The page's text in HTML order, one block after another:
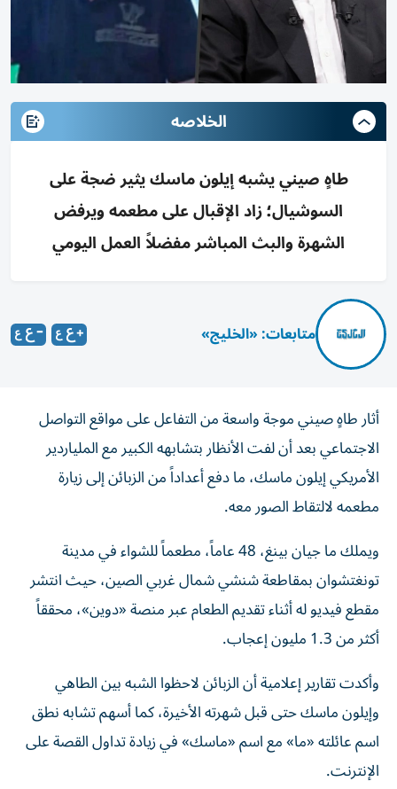
الخلاصه
طاهٍ صيني يشبه إيلون ماسك يثير ضجة على
السوشيال؛ زاد الإقبال على مطعمه ويرفض
الشهرة والبث المباشر مفضلاً العمل اليومي
متابعات: «الخليج»
أثار طاهٍ صيني موجة واسعة من التفاعل على مواقع التواصل
الاجتماعي بعد أن لفت الأنظار بتشابهه الكبير مع الملياردير
الأمريكي إيلون ماسك، ما دفع أعداداً من الزبائن إلى زيارة
مطعمه لالتقاط الصور معه.
ويملك ما جيان بينغ، 48 عاماً، مطعماً للشواء في مدينة
تونغتشوان بمقاطعة شنشي شمال غربي الصين، حيث انتشر
مقطع فيديو له أثناء تقديم الطعام عبر منصة «دوين»، محققاً
أكثر من 1.3 مليون إعجاب.
وأكدت تقارير إعلامية أن الزبائن لاحظوا الشبه بين الطاهي
وإيلون ماسك حتى قبل شهرته الأخيرة، كما أسهم تشابه نطق
اسم عائلته «ما» مع اسم «ماسك» في زيادة تداول القصة على
الإنترنت.